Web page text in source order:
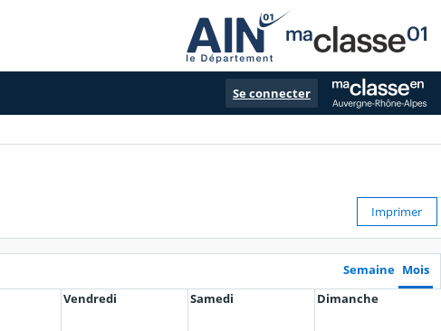
Se connecter
Imprimer
Semaine Mois
Vendredi Samedi Dimanche